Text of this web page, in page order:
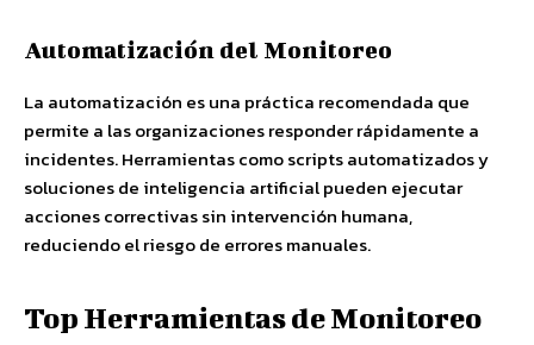
Automatización del Monitoreo
La automatización es una práctica recomendada que
permite a las organizaciones responder rápidamente a
incidentes. Herramientas como scripts automatizados y
soluciones de inteligencia artificial pueden ejecutar
acciones correctivas sin intervención humana,
reduciendo el riesgo de errores manuales.
Top Herramientas de Monitoreo